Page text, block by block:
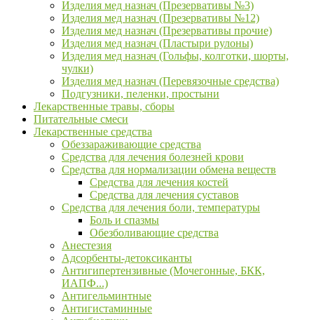
Изделия мед назнач (Презервативы №3)
Изделия мед назнач (Презервативы №12)
Изделия мед назнач (Презервативы прочие)
Изделия мед назнач (Пластыри рулоны)
Изделия мед назнач (Гольфы, колготки, шорты,
чулки)
Изделия мед назнач (Перевязочные средства)
Подгузники, пеленки, простыни
Лекарственные травы, сборы
Питательные смеси
Лекарственные средства
Обеззараживающие средства
Средства для лечения болезней крови
Средства для нормализации обмена веществ
Средства для лечения костей
Средства для лечения суставов
Средства для лечения боли, температуры
Боль и спазмы
Обезболивающие средства
Анестезия
Адсорбенты-детоксиканты
Антигипертензивные (Мочегонные, БКК,
ИАПФ...)
Антигельминтные
Антигистаминные